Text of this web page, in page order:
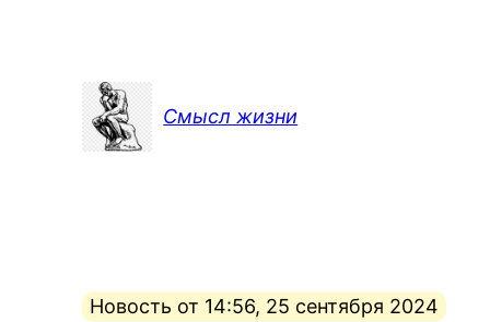
содержимому
Смысл жизни
Новость от 14:56, 25 сентября 2024